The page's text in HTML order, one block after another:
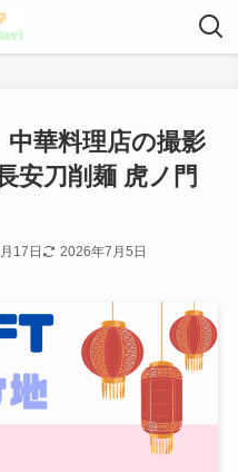
中華料理店の撮影
安刀削麺 虎ノ門
17日 2026年7月5日